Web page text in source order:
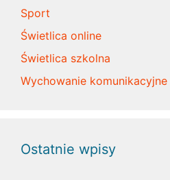
Sport
Świetlica online
Świetlica szkolna
Wychowanie komunikacyjne
Ostatnie wpisy